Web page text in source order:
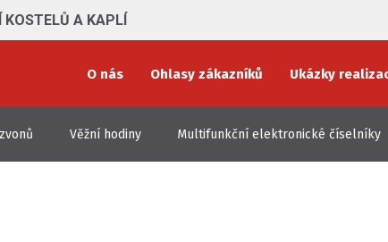
KOSTELŮ A KAPLÍ
O nás Ohlasy zákazníků Ukázky
Věžní hodiny Multifunkční elektronické číselníky